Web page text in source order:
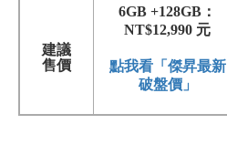
建議
售價
6GB +128GB：
NT$12,990 元
點我看「傑昇最新
破盤價」